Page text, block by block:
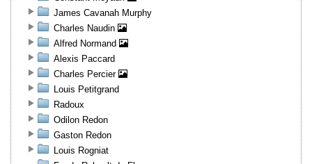
James Cavanah Murphy
Charles Naudin
Alfred Normand
Alexis Paccard
Charles Percier
Louis Petitgrand
Radoux
Odilon Redon
Gaston Redon
Louis Rogniat